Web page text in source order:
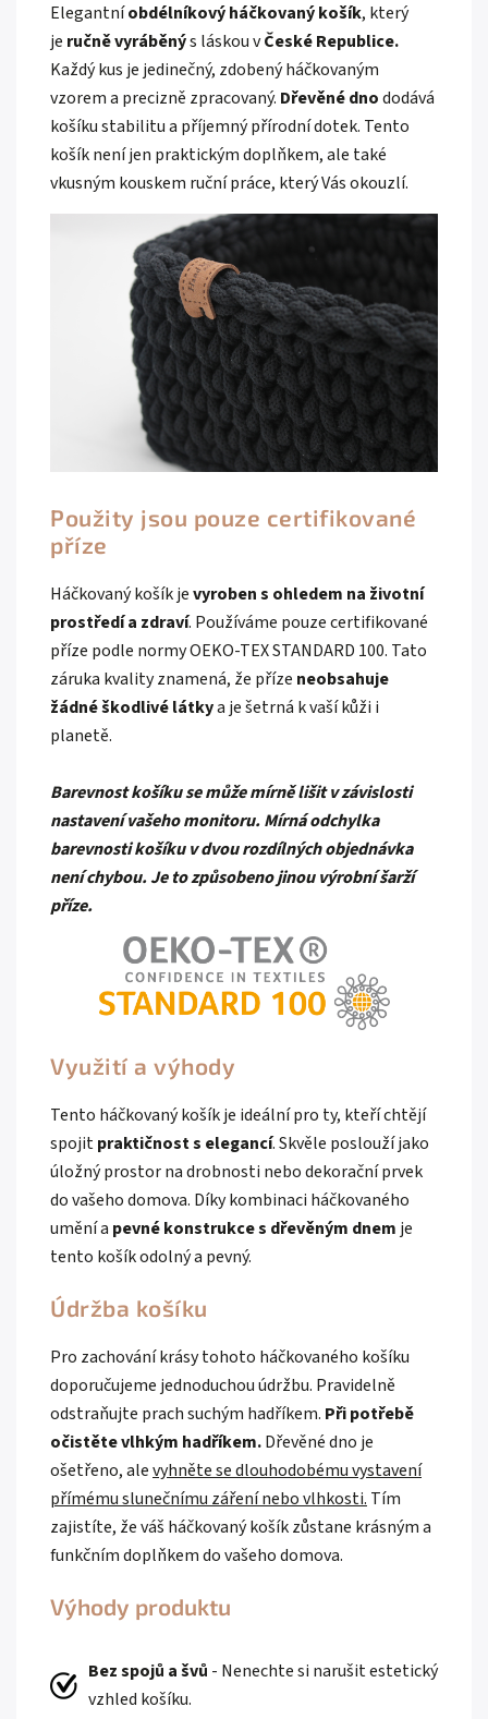
Elegantníobdélníkový háčkovaný košík, který
je ručně vyráběnýs láskou vČeské Republice.
Každý kus je jedinečný, zdobený háčkovaným
vzorem a precizně zpracovaný. Dřevěné dnododává
košíku stabilitu a příjemný přírodní dotek. Tento
košík není jen praktickým doplňkem, ale také
vkusným kouskem ruční práce, který Vás okouzlí.
Použity jsou pouze certifikované
příze
Háčkovaný košík jevyroben s ohledem na životní
prostředí a zdraví. Používáme pouze certifikované
příze podle normy OEKO-TEX STANDARD 100. Tato
záruka kvality znamená, že příze neobsahuje
žádné škodlivé látkya je šetrná k vaší kůži i
planetě.
Barevnost košíku se může mírně lišit v závislosti
nastavení vašeho monitoru. Mírná odchylka
barevnosti košíku v dvou rozdílných objednávka
není chybou. Je to způsobeno jinou výrobní šarží
příze.
Využití a výhody
Tento háčkovaný košík je ideální pro ty, kteří chtějí
spojitpraktičnost s elegancí. Skvěle poslouží jako
úložný prostor na drobnosti nebo dekorační prvek
do vašeho domova. Díky kombinaci háčkovaného
umění a pevné konstrukce s dřevěným dnem je
tento košík odolný a pevný.
Údržba košíku
Pro zachování krásy tohoto háčkovaného košíku
doporučujeme jednoduchou údržbu. Pravidelně
odstraňujte prach suchým hadříkem. Při potřebě
očistěte vlhkým hadříkem.Dřevěné dno je
ošetřeno, alevyhněte se dlouhodobému vystavení
přímému slunečnímu záření nebo vlhkosti. Tím
zajistíte, že váš háčkovaný košík zůstane krásným a
funkčním doplňkem do vašeho domova.
Výhody produktu
Bez spojů a švů - Nenechte si narušit estetický
vzhled košíku.